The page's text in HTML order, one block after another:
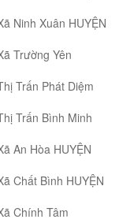
Ninh Xuân HUYỆN
Trường Yên
Trấn Phát Diệm
Trấn Bình Minh
An Hòa HUYỆN
Chất Bình HUYỆN
Chính Tâm